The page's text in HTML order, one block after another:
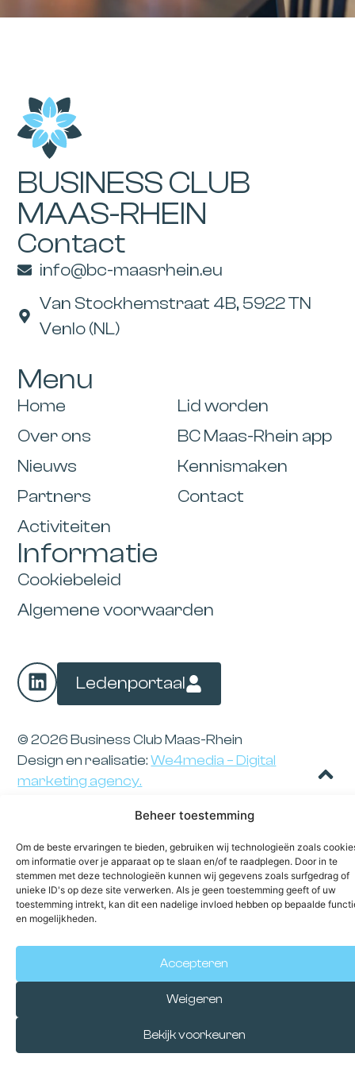
Beheer toestemming
Om de beste ervaringen te bieden, gebruiken wij technologieën zoals
om informatie over je apparaat op te slaan en/of te raadplegen. Door in te
stemmen met deze technologieën kunnen wij gegevens zoals surfgedrag of
unieke ID's op deze site verwerken. Als je geen toestemming geeft of uw
toestemming intrekt, kan dit een nadelige invloed hebben op bepaalde
en mogelijkheden.
Accepteren
Weigeren
Bekijk voorkeuren
BUSINESS CLUB
MAAS-RHEIN
Contact
info@bc-maasrhein.eu
Van Stockhemstraat 4B, 5922 TN
Venlo (NL)
Menu
Home
Over ons
Nieuws
Partners
Activiteiten
Lid worden
BC Maas-Rhein app
Kennismaken
Contact
Informatie
Cookiebeleid
Algemene voorwaarden
Ledenportaal
© 2026 Business Club Maas-Rhein
Design en realisatie:We4media – Digital
marketing agency.